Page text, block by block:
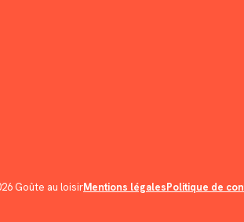
Goûte au loisirMentions légalesPolitique de